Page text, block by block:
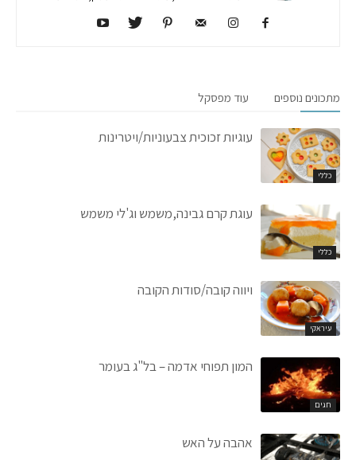
מתכונים נוספים עוד מפסקל
כללי
עוגיות זכוכית צבעוניות/ויטרינות
כללי
עוגת קרם גבינה,משמש וג'לי משמש
עיראקי
ויווה קובה/סודות הקובה
חגים
המון תפוחי אדמה – בל"ג בעומר
אהבה על האש